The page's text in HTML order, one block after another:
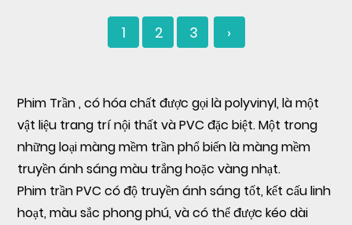
1 2 3 ›
Phim Trần, có hóa chất được gọi là polyvinyl, là một
vật liệu trang trí nội thất và PVC đặc biệt. Một trong
những loại màng mềm trần phổ biến là màng mềm
truyền ánh sáng màu trắng hoặc vàng nhạt.
Phim trần PVCcó độ truyền ánh sáng tốt, kết cấu linh
hoạt, màu sắc phong phú, và có thể được kéo dài